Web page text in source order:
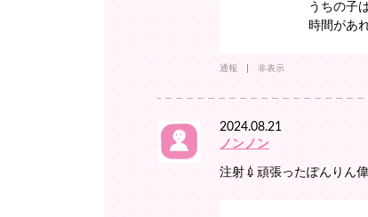
うちの子
時間があ
通報 非表示
2024.08.21
ノンノン
注射💉頑張ったぽんりん